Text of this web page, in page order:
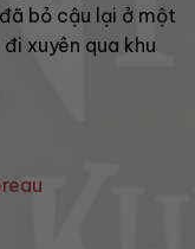
bỏ cậu lại ở một
xuyên qua khu